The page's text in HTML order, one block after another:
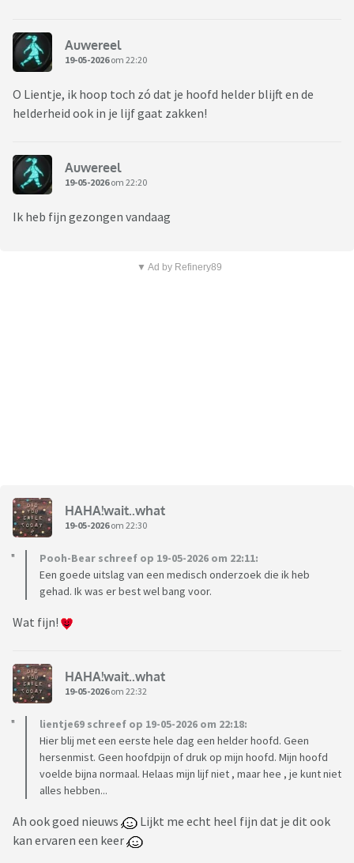
Auwereel
19-05-2026om 22:20
O Lientje, ik hoop toch zó dat je hoofd helder blijft en de
helderheid ook in je lijf gaat zakken!
Auwereel
19-05-2026om 22:20
Ik heb fijn gezongen vandaag
▼ Ad by Refinery89
HAHA!wait..what
19-05-2026om 22:30
Pooh-Bear schreef op 19-05-2026 om 22:11:
Een goede uitslag van een medisch onderzoek die ik heb
gehad. Ik was er best wel bang voor.
Wat fijn!
HAHA!wait..what
19-05-2026om 22:32
lientje69 schreef op 19-05-2026 om 22:18:
Hier blij met een eerste hele dag een helder hoofd. Geen
hersenmist. Geen hoofdpijn of druk op mijn hoofd. Mijn hoofd
voelde bijna normaal. Helaas mijn lijf niet , maar hee , je kunt niet
alles hebben...
Ah ook goed nieuws
Lijkt me echt heel fijn dat je dit ook
kan ervaren een keer